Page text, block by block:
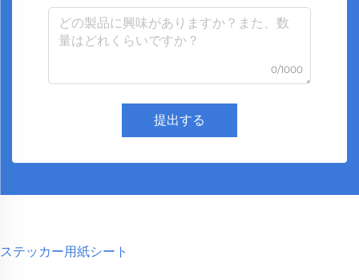
0/1000
提出する
ステッカー用紙シート